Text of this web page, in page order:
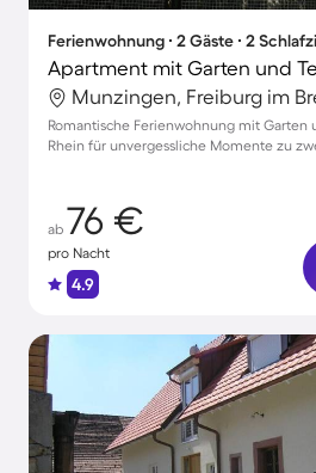
Ferienwohnung ∙ 2 Gäste ∙ 2
Apartment mit Garten und
Romantische Ferienwohnung mit Garten
Rhein für unvergessliche Momente zu
ab 76 €
pro Nacht
4.9